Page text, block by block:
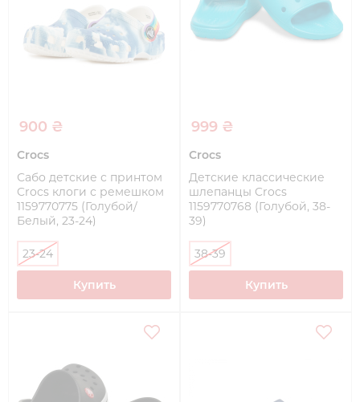
900 ₴
Crocs
Сабо детские с принтом
Crocs клоги с ремешком
1159770775 (Голубой/
Белый, 23-24)
23-24
Купить
999 ₴
Crocs
Детские классические
шлепанцы Crocs
1159770768 (Голубой, 38-
39)
38-39
Купить